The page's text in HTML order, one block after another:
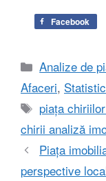
Facebook
Categorii
Analize de
Afaceri,
Etichete
piața
chirii analiză
Piața
perspective